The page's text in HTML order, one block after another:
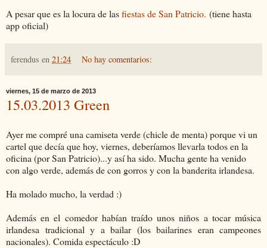
A pesar que es la locura de lasfiestas de San Patricio. (tiene hasta
app oficial)
ferendus en 21:24 No hay comentarios:
viernes, 15 de marzo de 2013
15.03.2013 Green
Ayer me compré una camiseta verde (chicle de menta) porque vi un
cartel que decía que hoy, viernes, deberíamos llevarla todos en la
oficina (por San Patricio)...y así ha sido. Mucha gente ha venido
con algo verde, además de con gorros y con la banderita irlandesa.
Ha molado mucho, la verdad :)
Además en el comedor habían traído unos niños a tocar música
irlandesa tradicional y a bailar (los bailarines eran campeones
nacionales). Comida espectáculo :D